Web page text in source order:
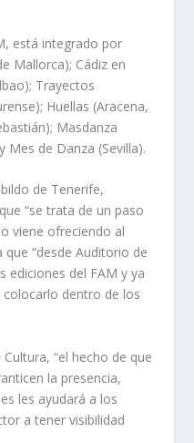
está integrado por
Mallorca); Cádiz en
Trayectos
Huellas (Aracena,
Masdanza
Mes de Danza (Sevilla).
de Tenerife,
“se trata de un paso
viene ofreciendo al
que “desde Auditorio de
ediciones del FAM y ya
dentro de los
“el hecho de que
la presencia,
les ayudará a los
a tener visibilidad